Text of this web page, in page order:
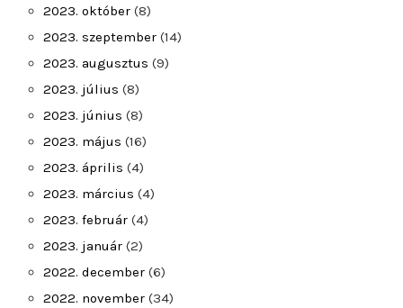
2023. október (8)
2023. szeptember (14)
2023. augusztus (9)
2023. július (8)
2023. június (8)
2023. május (16)
2023. április (4)
2023. március (4)
2023. február (4)
2023. január (2)
2022. december (6)
2022. november (34)